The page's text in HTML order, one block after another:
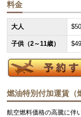
料金
大人
子供（2～11歳）
燃油特別付加運賃（
航空燃料価格の高騰に伴